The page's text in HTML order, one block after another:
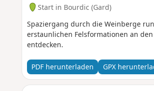
Start in Bourdic (Gard)
Spaziergang durch die Weinberge
erstaunlichen Felsformationen an
entdecken.
PDF herunterladen GPX